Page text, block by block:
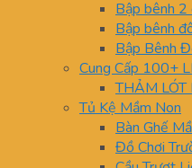
Bập bênh 2
Bập bênh
Bập Bênh
Cung Cấp 100+
THẢM LÓT
Tủ Kệ Mầm Non
Bàn Ghế
Đồ Chơi